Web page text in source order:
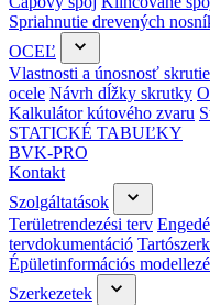
Spriahnutie drevených
OCEĽ
Vlastnosti a únosnosť
ocele Návrh dĺžky skrutky
Kalkulátor kútového zvaru
STATICKÉ TABUĽKY
BVK-PRO
Kontakt
Szolgáltatások
Területrendezési terv
tervdokumentáció
Épületinformációs
Szerkezetek